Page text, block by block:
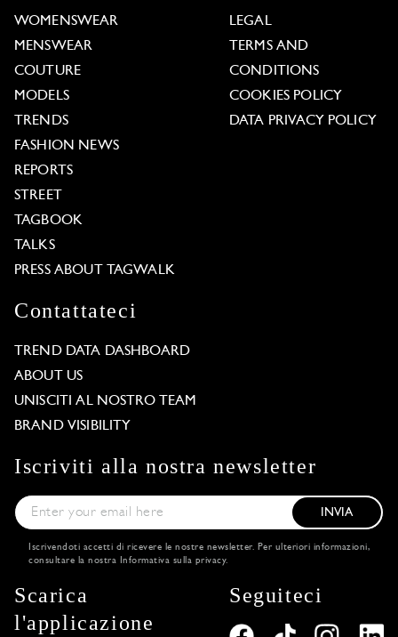
WOMENSWEAR
MENSWEAR
COUTURE
MODELS
TRENDS
FASHION NEWS
REPORTS
STREET
TAGBOOK
TALKS
PRESS ABOUT TAGWALK
LEGAL
TERMS AND
CONDITIONS
COOKIES POLICY
DATA PRIVACY POLICY
Contattateci
TREND DATA DASHBOARD
ABOUT US
UNISCITI AL NOSTRO TEAM
BRAND VISIBILITY
Iscriviti alla nostra newsletter
INVIA
Iscrivendoti accetti di ricevere le nostre newsletter. Per ulteriori informazioni,
consultare la nostra
Informativa sulla privacy.
Scarica
l'applicazione
Seguiteci